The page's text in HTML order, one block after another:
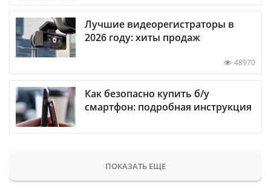
Лучшие видеорегистраторы в
2026 году: хиты продаж
48970
Как безопасно купить б/у
смартфон: подробная инструкция
ПОКАЗАТЬ ЕЩЕ